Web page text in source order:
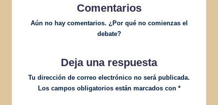
ó
Comentarios
Aún no hay comentarios. ¿Por qué no comienzas el
debate?
Deja una respuesta
Tu dirección de correo electrónico no será publicada.
Los campos obligatorios están marcados con *